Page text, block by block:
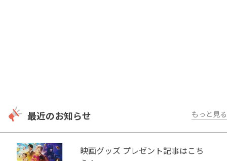
最近のお知らせ もっと見る
映画グッズ プレゼント記事はこち